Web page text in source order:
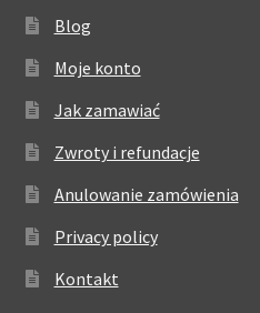
Blog
Moje konto
Jak zamawiać
Zwroty i refundacje
Anulowanie zamówienia
Privacy policy
Kontakt